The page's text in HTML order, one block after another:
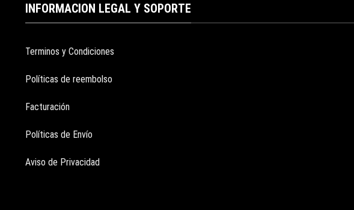
INFORMACION LEGAL Y SOPORTE
Terminos y Condiciones
Políticas de reembolso
Facturación
Políticas de Envío
Aviso de Privacidad